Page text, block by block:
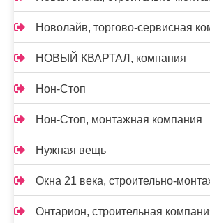
Новолайв, торгово-сервисная
НОВЫЙ КВАРТАЛ, компания
Нон-Стоп
Нон-Стоп, монтажная компания
Нужная вещь
Окна 21 века, строительно-
Онтарион, строительная